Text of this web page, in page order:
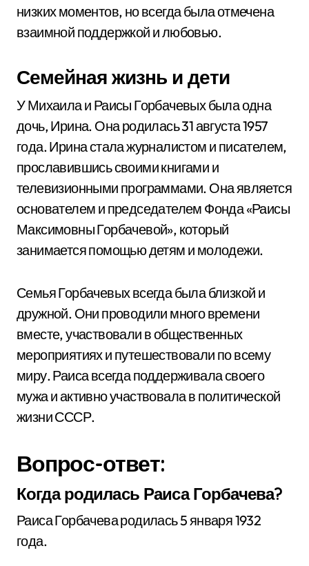
низких моментов, но всегда была отмечена
взаимной поддержкой и любовью.
Семейная жизнь и дети
У Михаила и Раисы Горбачевых была одна
дочь, Ирина. Она родилась 31 августа 1957
года. Ирина стала журналистом и писателем,
прославившись своими книгами и
телевизионными программами. Она является
основателем и председателем Фонда «Раисы
Максимовны Горбачевой», который
занимается помощью детям и молодежи.
Семья Горбачевых всегда была близкой и
дружной. Они проводили много времени
вместе, участвовали в общественных
мероприятиях и путешествовали по всему
миру. Раиса всегда поддерживала своего
мужа и активно участвовала в политической
жизни СССР.
Вопрос-ответ:
Когда родилась Раиса Горбачева?
Раиса Горбачева родилась 5 января 1932
года.